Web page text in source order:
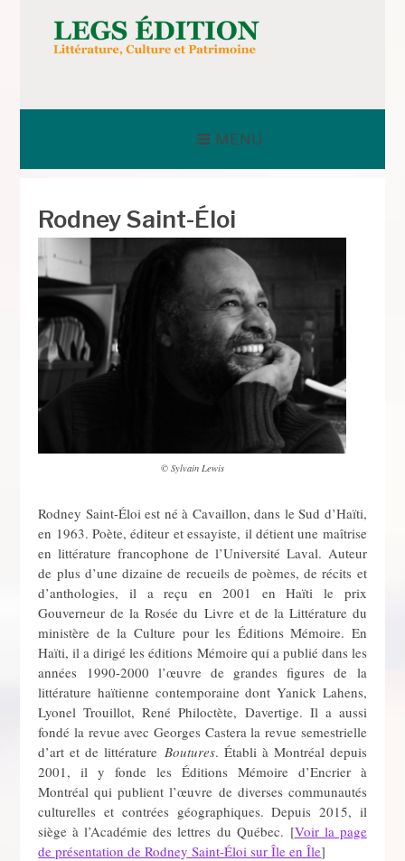
contenuLEGS ÉDITION
MENU
Rodney Saint-Éloi
© Sylvain Lewis
Rodney Saint-Éloi est né à Cavaillon, dans le Sud d’Haïti,
en 1963. Poète, éditeur et essayiste, il détient une maîtrise
en littérature francophone de l’Université Laval. Auteur
de plus d’une dizaine de recueils de poèmes, de récits et
d’anthologies, il a reçu en 2001 en Haïti le prix
Gouverneur de la Rosée du Livre et de la Littérature du
ministère de la Culture pour les Éditions Mémoire. En
Haïti, il a dirigé les éditions Mémoire qui a publié dans les
années 1990-2000 l’œuvre de grandes figures de la
littérature haïtienne contemporaine dont Yanick Lahens,
Lyonel Trouillot, René Philoctète, Davertige. Il a aussi
fondé la revue avec Georges Castera la revue semestrielle
d’art et de littérature Boutures. Établi à Montréal depuis
2001, il y fonde les Éditions Mémoire d’Encrier à
Montréal qui publient l’œuvre de diverses communautés
culturelles et contrées géographiques. Depuis 2015, il
siège à l’Académie des lettres du Québec. [Voir la page
de présentation de Rodney Saint-Éloi sur Île en Île]